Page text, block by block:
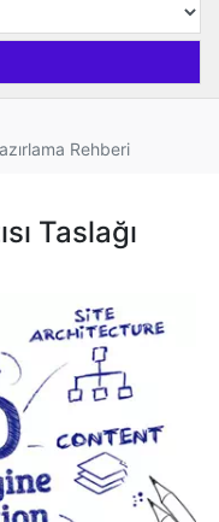
Rehberi
Taslağı